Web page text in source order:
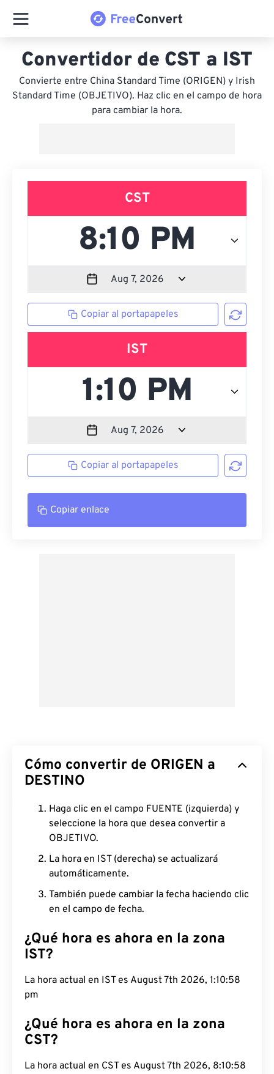
Convertidor de CST a IST
Convierte entre China Standard Time (ORIGEN) y Irish
Standard Time (OBJETIVO). Haz clic en el campo de hora
para cambiar la hora.
CST
Copiar al portapapeles
IST
Copiar al portapapeles
Copiar enlace
Cómo convertir de ORIGEN a
DESTINO
Haga clic en el campo FUENTE (izquierda) y
seleccione la hora que desea convertir a
OBJETIVO.
La hora en IST (derecha) se actualizará
automáticamente.
También puede cambiar la fecha haciendo clic
en el campo de fecha.
¿Qué hora es ahora en la zona
IST?
La hora actual en IST es August 7th 2026, 1:10:59
pm
¿Qué hora es ahora en la zona
CST?
La hora actual en CST es August 7th 2026, 8:10:59